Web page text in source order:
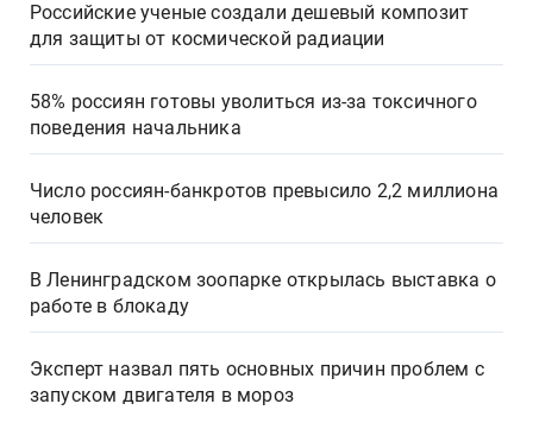
Российские ученые создали дешевый композит
для защиты от космической радиации
58% россиян готовы уволиться из-за токсичного
поведения начальника
Число россиян-банкротов превысило 2,2 миллиона
человек
В Ленинградском зоопарке открылась выставка о
работе в блокаду
Эксперт назвал пять основных причин проблем с
запуском двигателя в мороз